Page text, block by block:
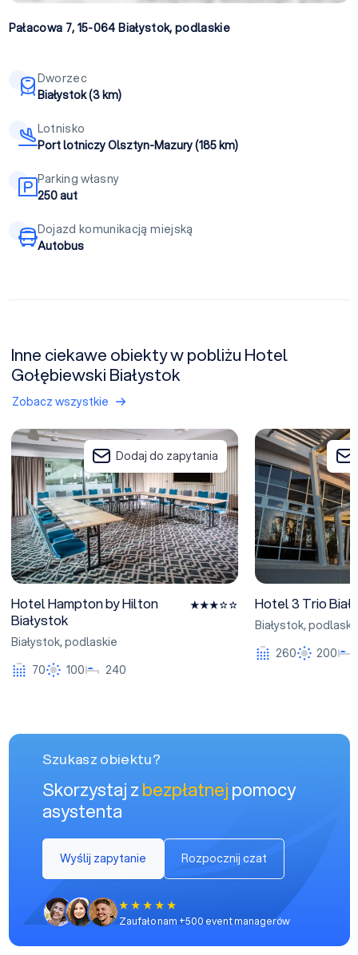
Pałacowa 7, 15-064Białystok,podlaskie
Dworzec
Białystok (3 km)
Lotnisko
Port lotniczy Olsztyn-Mazury (185 km)
Parking własny
250 aut
Dojazd komunikacją miejską
Autobus
Inne ciekawe obiekty w pobliżu Hotel
Gołębiewski Białystok
Zobacz wszystkie
Hotel Hampton by Hilton Białystok
Dodaj do zapytania
Hotel Hampton by Hilton
Białystok
Białystok,podlaskie
70
100 240
Hotel 3 Trio
Hotel 3 Trio
Białystok,
260
200
Szukasz obiektu?
Skorzystaj zbezpłatnejpomocy
asystenta
Wyślij zapytanie Rozpocznij czat
Zaufało nam +500 event managerów